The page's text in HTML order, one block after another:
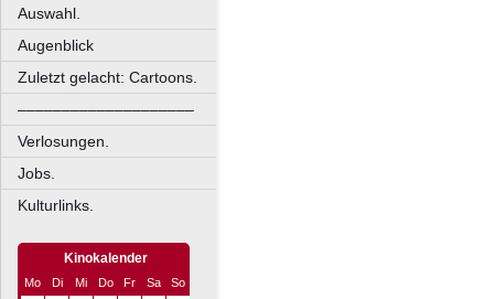
Auswahl.
Augenblick
Zuletzt gelacht: Cartoons.
––––––––––––––––––––
Verlosungen.
Jobs.
Kulturlinks.
Kinokalender
Mo Di Mi Do Fr Sa So